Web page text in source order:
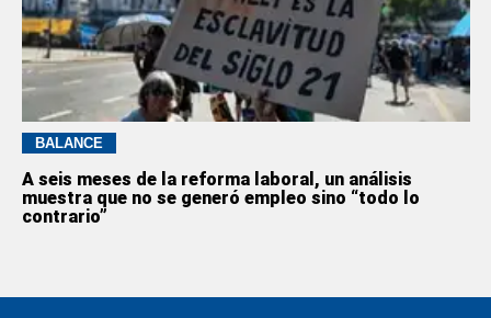
BALANCE
A seis meses de la reforma laboral, un análisis
muestra que no se generó empleo sino “todo lo
contrario”